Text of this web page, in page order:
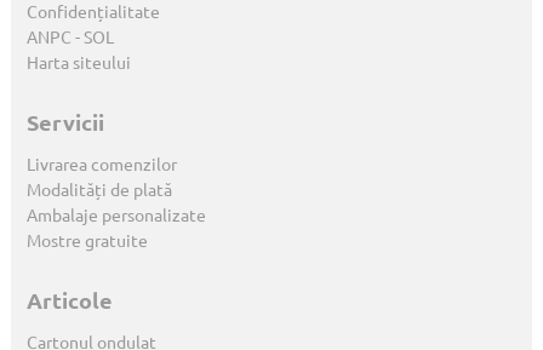
Confidențialitate
ANPC -SOL
Harta siteului
Servicii
Livrarea comenzilor
Modalități de plată
Ambalaje personalizate
Mostre gratuite
Articole
Cartonul ondulat